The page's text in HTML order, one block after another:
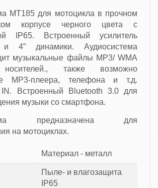
MT185 для мотоцикла в прочном
корпусе черного цвета с
IP65. Встроенный усилитель
4” динамики. Аудиосистема
музыкальные файлы MP3/ WMA
также возможно
MP3-плеера, телефона и т.д.
Встроенный Bluetooth 3.0 для
музыки со смартфона.
предназначена для
на мотоциклах.
Материал - металл
Пыле- и влагозащита
IP65